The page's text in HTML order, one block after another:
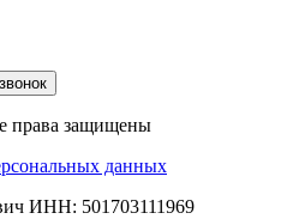
права защищены
данных
ИНН: 501703111969